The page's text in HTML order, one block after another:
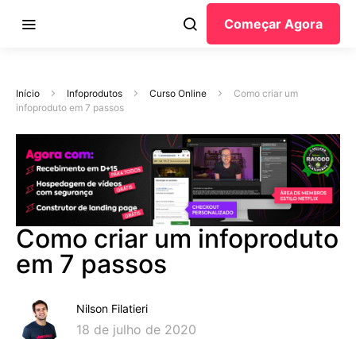
Começar Agora
Início Infoprodutos Curso Online
Como criar um
infoproduto em 7 passos
Como criar um infoproduto
em 7 passos
Nilson Filatieri
18 de julho de 2020